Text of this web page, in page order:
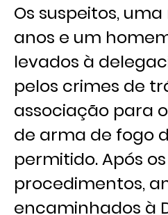
Os suspeitos,
anos e um
levados à
pelos crimes de
associação para
de arma de fogo
permitido. Após os
procedimentos,
encaminhados à